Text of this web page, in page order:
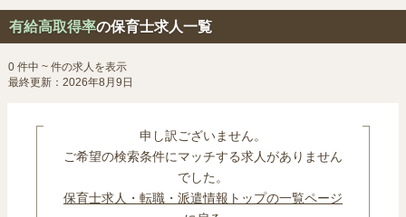
働基準法によって義務付けられている有給休暇の付与ですが、使用
できないことには意味がないですよね。 このページでは、有給休暇
有給高取得率の保育士求人一覧
0 件中 ~ 件の求人を表示
最終更新：2026年8月9日
申し訳ございません。
ご希望の検索条件にマッチする求人がありません
でした。
保育士求人・転職・派遣情報トップの一覧ページ